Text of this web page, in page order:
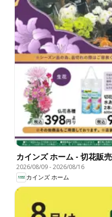
カインズ ホーム - 切花販
2026/08/09-2026/08/16
カインズ ホーム